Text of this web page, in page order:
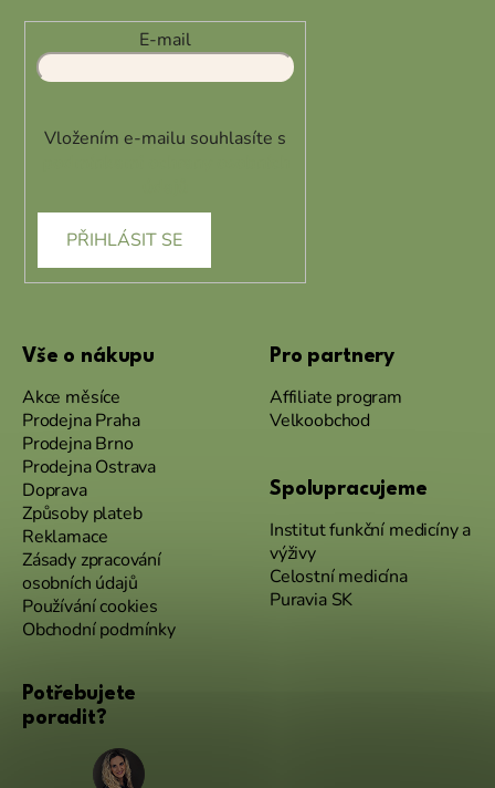
E-mail
Vložením e-mailu souhlasíte s
PŘIHLÁSIT SE
Vše o nákupu
Akce měsíce
Prodejna Praha
Prodejna Brno
Prodejna Ostrava
Doprava
Způsoby plateb
Reklamace
Zásady zpracování
osobních údajů
Používání cookies
Obchodní podmínky
Pro partnery
Affiliate program
Velkoobchod
Spolupracujeme
Institut funkční medicíny a
výživy
Celostní medicína
Puravia SK
Potřebujete
poradit?